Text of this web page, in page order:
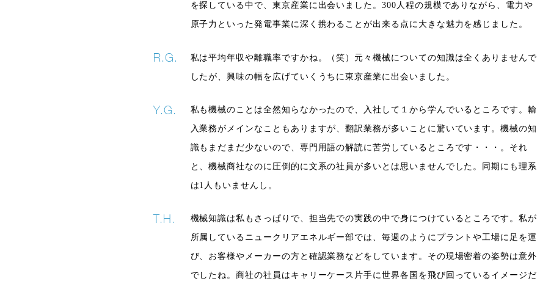
を探している中で、東京産業に出会いました。300人程の規模でありながら、電力や
原子力といった発電事業に深く携わることが出来る点に大きな魅力を感じました。
私は平均年収や離職率ですかね。（笑）元々機械についての知識は全くありませんで
したが、興味の幅を広げていくうちに東京産業に出会いました。
私も機械のことは全然知らなかったので、入社して１から学んでいるところです。輸
入業務がメインなこともありますが、翻訳業務が多いことに驚いています。機械の知
識もまだまだ少ないので、専門用語の解読に苦労しているところです・・・。それ
と、機械商社なのに圧倒的に文系の社員が多いとは思いませんでした。同期にも理系
は1人もいませんし。
機械知識は私もさっぱりで、担当先での実践の中で身につけているところです。私が
所属しているニュークリアエネルギー部では、毎週のようにプラントや工場に足を運
び、お客様やメーカーの方と確認業務などをしています。その現場密着の姿勢は意外
でしたね。商社の社員はキャリーケース片手に世界各国を飛び回っているイメージだ